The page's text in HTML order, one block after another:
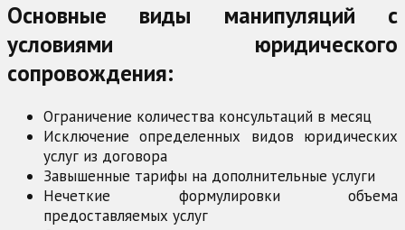
Основные виды манипуляций с
условиями юридического
сопровождения:
Ограничение количества консультаций в месяц
Исключение определенных видов юридических
услуг из договора
Завышенные тарифы на дополнительные услуги
Нечеткие формулировки объема
предоставляемых услуг